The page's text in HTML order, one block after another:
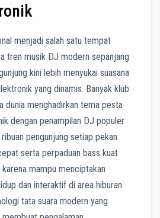
menjadi salah satu tempat
tren musik DJ modern sepanjang
kini lebih menyukai suasana
yang dinamis. Banyak klub
dunia menghadirkan tema pesta
dengan penampilan DJ populer
pengunjung setiap pekan.
serta perpaduan bass kuat
mampu menciptakan
dan interaktif di area hiburan
tata suara modern yang